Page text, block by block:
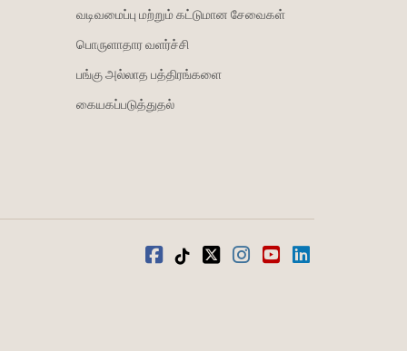
வடிவமைப்பு மற்றும் கட்டுமான சேவைகள்
பொருளாதார வளர்ச்சி
பங்கு அல்லாத பத்திரங்களை
கையகப்படுத்துதல்
முகநூல்
டிக்டோக்ட்விட்டர்Instagram
வலைஒளி
LinkedIn